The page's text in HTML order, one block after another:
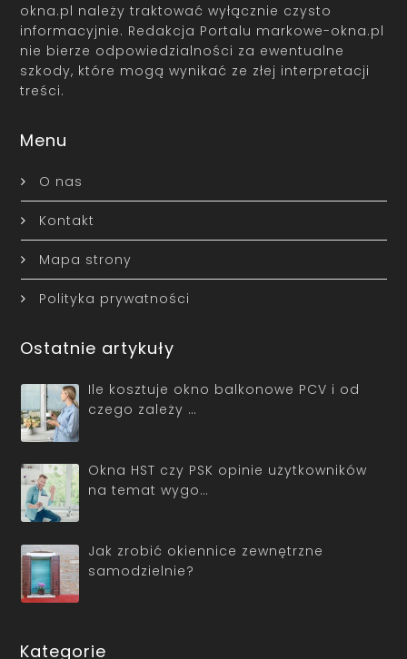
okna.pl należy traktować wyłącznie czysto
informacyjnie. Redakcja Portalu markowe-okna.pl
nie bierze odpowiedzialności za ewentualne
szkody, które mogą wynikać ze złej interpretacji
treści.
Menu
O nas
Kontakt
Mapa strony
Polityka prywatności
Ostatnie artykuły
Ile kosztuje okno balkonowe PCV i od
czego zależy …
Okna HST czy PSK opinie użytkowników
na temat wygo…
Jak zrobić okiennice zewnętrzne
samodzielnie?
Kategorie